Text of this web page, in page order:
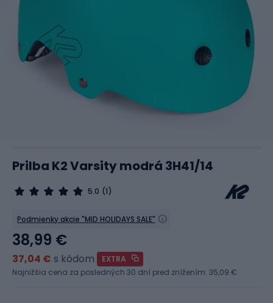
Prilba K2 Varsity modrá 3H41/14
5.0 (1)
Podmienky akcie "MID HOLIDAYS SALE"
38,99 €
37,04 € s kódom
EXTRA
Najnižšia cena za posledných 30 dní pred znížením: 35,09 €